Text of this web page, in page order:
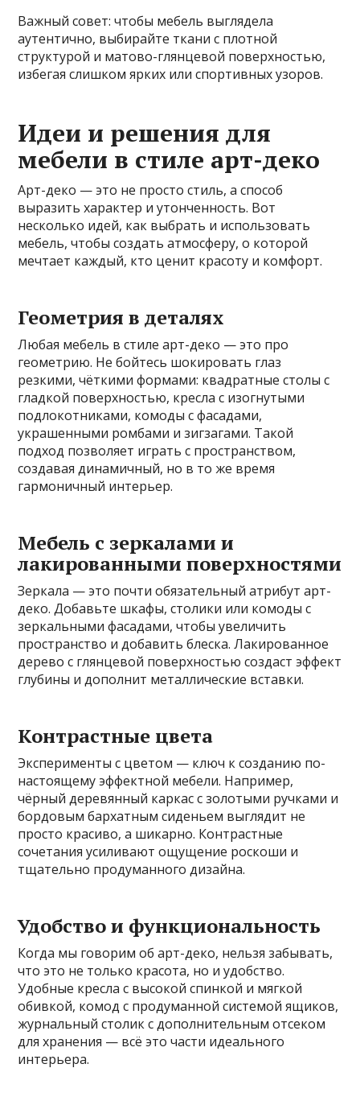
Важный совет: чтобы мебель выглядела
аутентично, выбирайте ткани с плотной
структурой и матово-глянцевой поверхностью,
избегая слишком ярких или спортивных узоров.
Идеи и решения для
мебели в стиле арт-деко
Арт-деко — это не просто стиль, а способ
выразить характер и утонченность. Вот
несколько идей, как выбрать и использовать
мебель, чтобы создать атмосферу, о которой
мечтает каждый, кто ценит красоту и комфорт.
Геометрия в деталях
Любая мебель в стиле арт-деко — это про
геометрию. Не бойтесь шокировать глаз
резкими, чёткими формами: квадратные столы с
гладкой поверхностью, кресла с изогнутыми
подлокотниками, комоды с фасадами,
украшенными ромбами и зигзагами. Такой
подход позволяет играть с пространством,
создавая динамичный, но в то же время
гармоничный интерьер.
Мебель с зеркалами и
лакированными поверхностями
Зеркала — это почти обязательный атрибут арт-
деко. Добавьте шкафы, столики или комоды с
зеркальными фасадами, чтобы увеличить
пространство и добавить блеска. Лакированное
дерево с глянцевой поверхностью создаст эффект
глубины и дополнит металлические вставки.
Контрастные цвета
Эксперименты с цветом — ключ к созданию по-
настоящему эффектной мебели. Например,
чёрный деревянный каркас с золотыми ручками и
бордовым бархатным сиденьем выглядит не
просто красиво, а шикарно. Контрастные
сочетания усиливают ощущение роскоши и
тщательно продуманного дизайна.
Удобство и функциональность
Когда мы говорим об арт-деко, нельзя забывать,
что это не только красота, но и удобство.
Удобные кресла с высокой спинкой и мягкой
обивкой, комод с продуманной системой ящиков,
журнальный столик с дополнительным отсеком
для хранения — всё это части идеального
интерьера.